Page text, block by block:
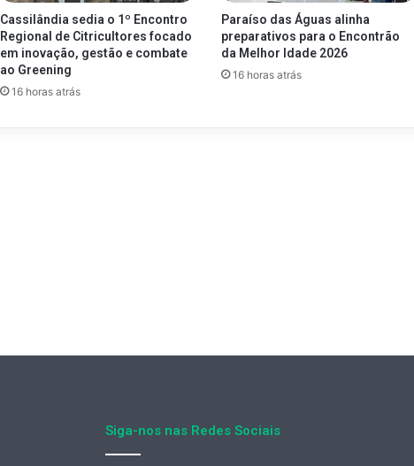
Cassilândia sedia o 1º Encontro
Regional de Citricultores focado
em inovação, gestão e combate
ao Greening
16 horas atrás
Paraíso das Águas alinha
preparativos para o Encontrão
da Melhor Idade 2026
16 horas atrás
Siga-nos nas Redes Sociais